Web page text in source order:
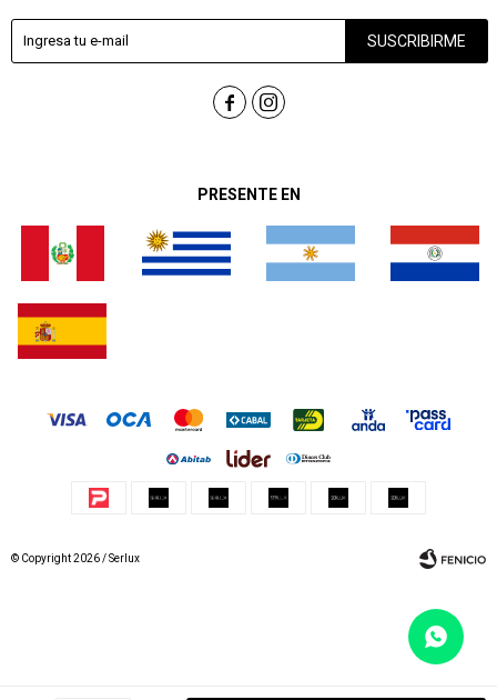
PRESENTE EN
SUSCRIBIRME
 
© Copyright 2026 / Serlux